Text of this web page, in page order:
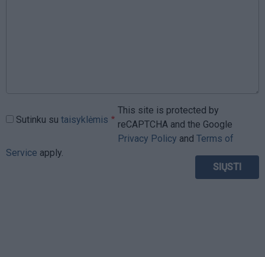
Sutinku su taisyklėmis
This site is protected by
reCAPTCHA and the Google
Privacy Policy and Terms of
Service apply.